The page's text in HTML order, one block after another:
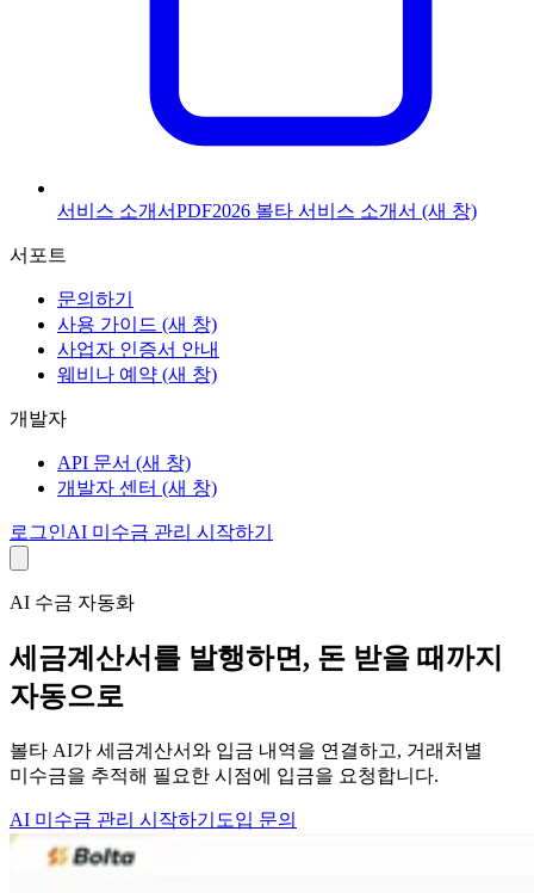
서비스 소개서PDF2026 볼타 서비스 소개서 (새 창)
서포트
문의하기
사용 가이드 (새 창)
사업자 인증서 안내
웨비나 예약 (새 창)
개발자
API 문서 (새 창)
개발자 센터 (새 창)
로그인AI 미수금 관리 시작하기
AI 수금 자동화
세금계산서를 발행하면, 돈 받을 때까지
자동으로
볼타 AI가 세금계산서와 입금 내역을 연결하고, 거래처별
미수금을 추적해 필요한 시점에 입금을 요청합니다.
AI 미수금 관리 시작하기 도입 문의